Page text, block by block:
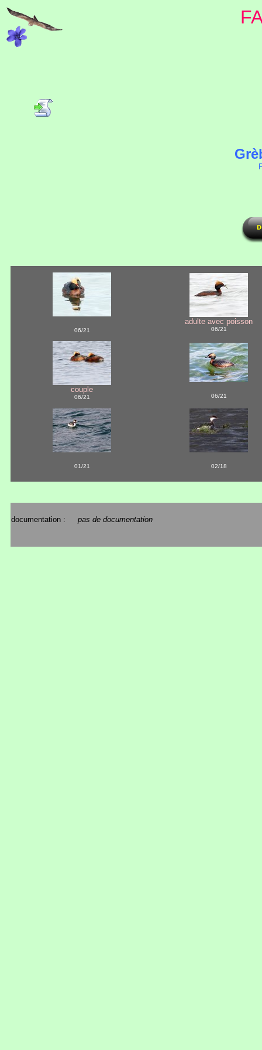
06/21
adulte avec poisson
06/21
couple
06/21 06/21
01/21 02/18
documentation : pas de documentation